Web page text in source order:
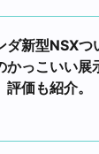
ダ新型NSXつ
かっこいい展
評価も紹介。